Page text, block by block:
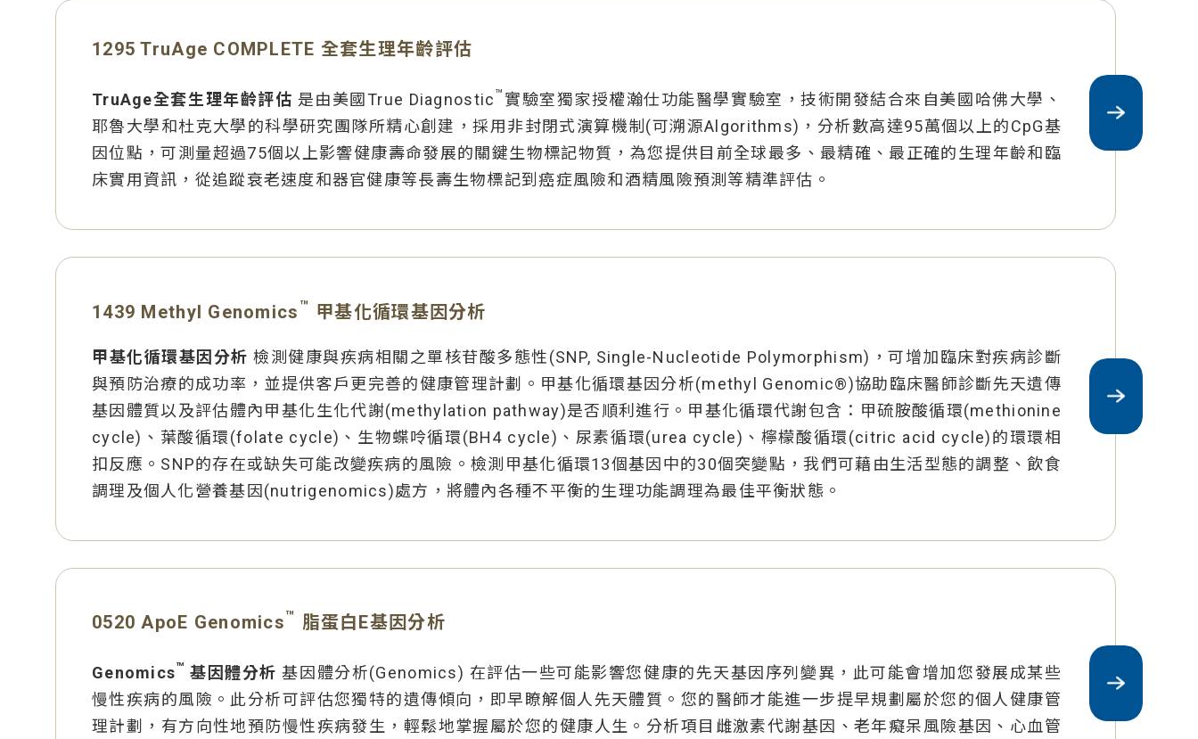
1295 TruAge COMPLETE 全套生理年齡評估
TruAge全套生理年齡評估 是由美國True Diagnostic™ 實驗室獨家授權瀚仕功能醫學實驗室，技術開發結合來自美國哈佛大學、
耶魯大學和杜克大學的科學研究團隊所精心創建，採用非封閉式演算機制(可溯源Algorithms)，分析數高達95萬個以上的CpG基
因位點，可測量超過75個以上影響健康壽命發展的關鍵生物標記物質，為您提供目前全球最多、最精確、最正確的生理年齡和臨
床實用資訊，從追蹤衰老速度和器官健康等長壽生物標記到癌症風險和酒精風險預測等精準評估。
1439 Methyl Genomics ™ 甲基化循環基因分析
甲基化循環基因分析檢測健康與疾病相關之單核苷酸多態性(SNP, Single-Nucleotide Polymorphism)，可增加臨床對疾病診斷
與預防治療的成功率，並提供客戶更完善的健康管理計劃。甲基化循環基因分析(methyl Genomic®)協助臨床醫師診斷先天遺傳
基因體質以及評估體內甲基化生化代謝(methylation pathway)是否順利進行。甲基化循環代謝包含：甲硫胺酸循環(methionine
cycle)、葉酸循環(folate cycle)、生物蝶呤循環(BH4 cycle)、尿素循環(urea cycle)、檸檬酸循環(citric acid cycle)的環環相
扣反應。SNP的存在或缺失可能改變疾病的風險。檢測甲基化循環13個基因中的30個突變點，我們可藉由生活型態的調整、飲食
調理及個人化營養基因(nutrigenomics)處方，將體內各種不平衡的生理功能調理為最佳平衡狀態。
0520 ApoE Genomics™ 脂蛋白E基因分析
Genomics™ 基因體分析基因體分析(Genomics) 在評估一些可能影響您健康的先天基因序列變異，此可能會增加您發展成某些
慢性疾病的風險。此分析可評估您獨特的遺傳傾向，即早瞭解個人先天體質。您的醫師才能進一步提早規劃屬於您的個人健康管
理計劃，有方向性地預防慢性疾病發生，輕鬆地掌握屬於您的健康人生。分析項目雌激素代謝基因、老年癡呆風險基因、心血管